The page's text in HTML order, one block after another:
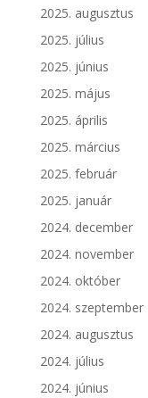
2025. augusztus
2025. július
2025. június
2025. május
2025. április
2025. március
2025. február
2025. január
2024. december
2024. november
2024. október
2024. szeptember
2024. augusztus
2024. július
2024. június